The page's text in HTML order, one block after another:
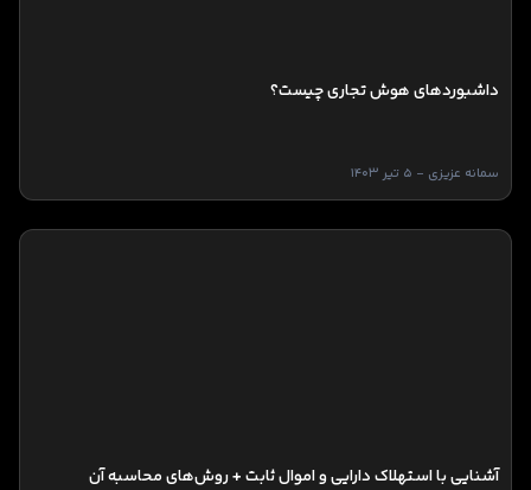
داشبوردهای هوش تجاری چیست؟
سمانه عزیزی - 5 تیر 1403
آشنایی با استهلاک دارایی و اموال ثابت + روش‌های محاسبه آن